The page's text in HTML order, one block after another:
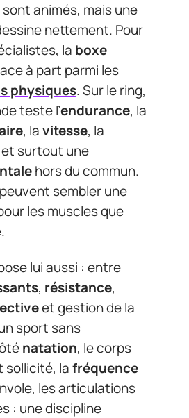
animés, mais une
nettement. Pour
la boxe
à part parmi les
physiques. Sur le ring,
teste l’endurance, la
, lavitesse, la
et surtout une
hors du commun.
sembler une
les muscles que
lui aussi : entre
, résistance,
et gestion de la
sport sans
natation, le corps
lafréquence
les articulations
: une discipline